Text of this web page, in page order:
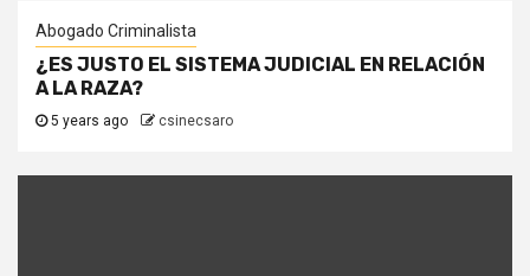
Abogado Criminalista
¿ES JUSTO EL SISTEMA JUDICIAL EN RELACIÓN
A LA RAZA?
5 years ago csinecsaro